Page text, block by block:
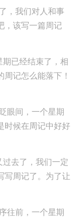
，我们对人和事
，该写一篇周记
整理的...
已经结束了，相
记怎么能落下！
收集的...
眼间，一个星期
时候在周记中好好
以下是...
去了，我们一定
写周记了。为了让
周...
往前，一个星期